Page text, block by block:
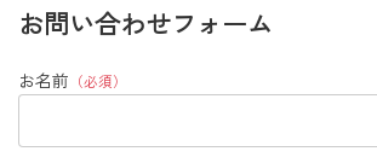
お問い合わせフォーム
お名前 （必須）